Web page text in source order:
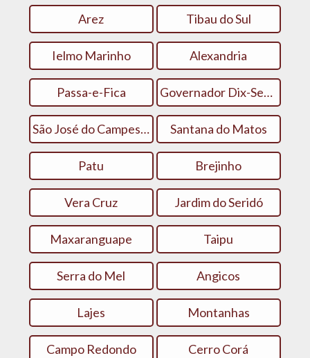
Arez Tibau do Sul
Ielmo Marinho Alexandria
Passa-e-Fica Governador Dix-Sept Rosado
São José do Campestre Santana do Matos
Patu Brejinho
Vera Cruz Jardim do Seridó
Maxaranguape Taipu
Serra do Mel Angicos
Lajes Montanhas
Campo Redondo Cerro Corá